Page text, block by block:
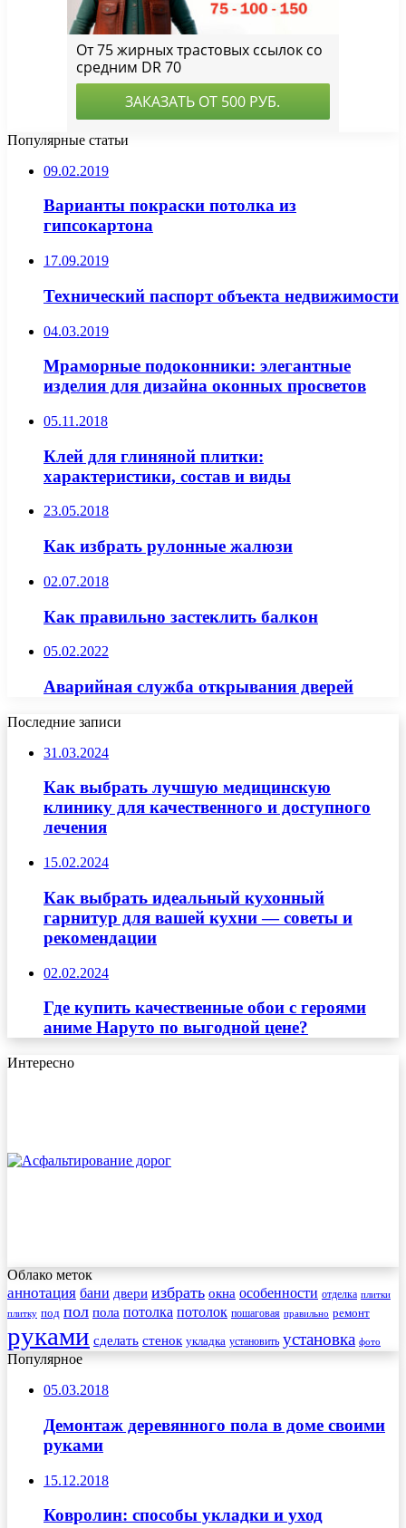
Популярные статьи
09.02.2019
Варианты покраски потолка из
гипсокартона
17.09.2019
Технический паспорт объекта недвижимости
04.03.2019
Мраморные подоконники: элегантные
изделия для дизайна оконных просветов
05.11.2018
Клей для глиняной плитки:
характеристики, состав и виды
23.05.2018
Как избрать рулонные жалюзи
02.07.2018
Как правильно застеклить балкон
05.02.2022
Аварийная служба открывания дверей
Последние записи
31.03.2024
Как выбрать лучшую медицинскую
клинику для качественного и доступного
лечения
15.02.2024
Как выбрать идеальный кухонный
гарнитур для вашей кухни — советы и
рекомендации
02.02.2024
Где купить качественные обои с героями
аниме Наруто по выгодной цене?
Интересно
Облако меток
аннотация бани двери избрать окна особенности отделка плитки
плитку под пол пола потолка потолок пошаговая правильно ремонт
руками сделать стенок укладка установить установка фото
Популярное
05.03.2018
Демонтаж деревянного пола в доме своими
руками
15.12.2018
Ковролин: способы укладки и уход